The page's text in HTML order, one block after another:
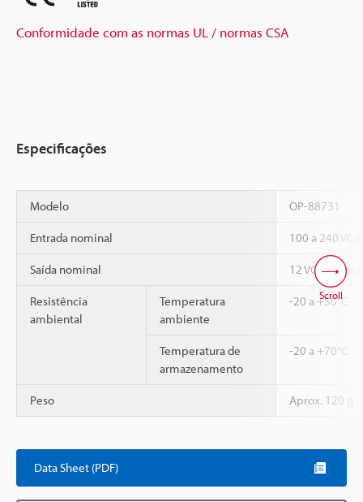
Conformidade com as normas UL / normas CSA
Especificações
Modelo OP-88731
Entrada nominal 100 a 240
Saída nominal 12 VCC, no
Resistência
ambiental
Temperatura
ambiente
-20 a +50°C
Temperatura de
armazenamento
-20 a +70°C
Peso Aprox. 120 g
Scroll
Data Sheet (PDF)